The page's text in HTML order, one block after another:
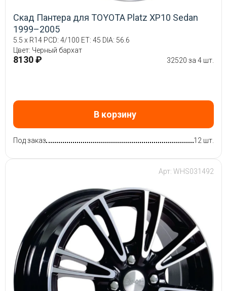
Скад Пантера для TOYOTA Platz XP10 Sedan
1999–2005
5.5 x R14 PCD: 4/100 ET: 45 DIA: 56.6
Цвет: Черный бархат
8130 ₽ 32520 за 4 шт.
В корзину
Под заказ 12 шт.
Арт: WHS031492